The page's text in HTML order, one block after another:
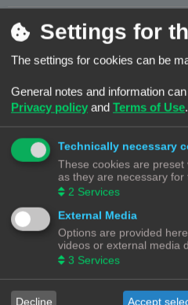
h
We praten hier over de inzet van AI, en
praten over het onderwerp AI, en het
de add blocker (als AI variant) in de
https://reelmind.ai/blog/youtube-ad-blo
Tja ik weet niet waarom, maar ik heb iets met
NineLizards
06/12/25, 22:31
Was het maar zo simpel als je het nu
Settings for
The settings for cookies can be
General notes and information
Privacy policy and Terms of Use.
Technically necessary
These cookies are
as they are necessary for
2 Services
External Media
Options are provided
videos or external media
3 Services
Decline Accept